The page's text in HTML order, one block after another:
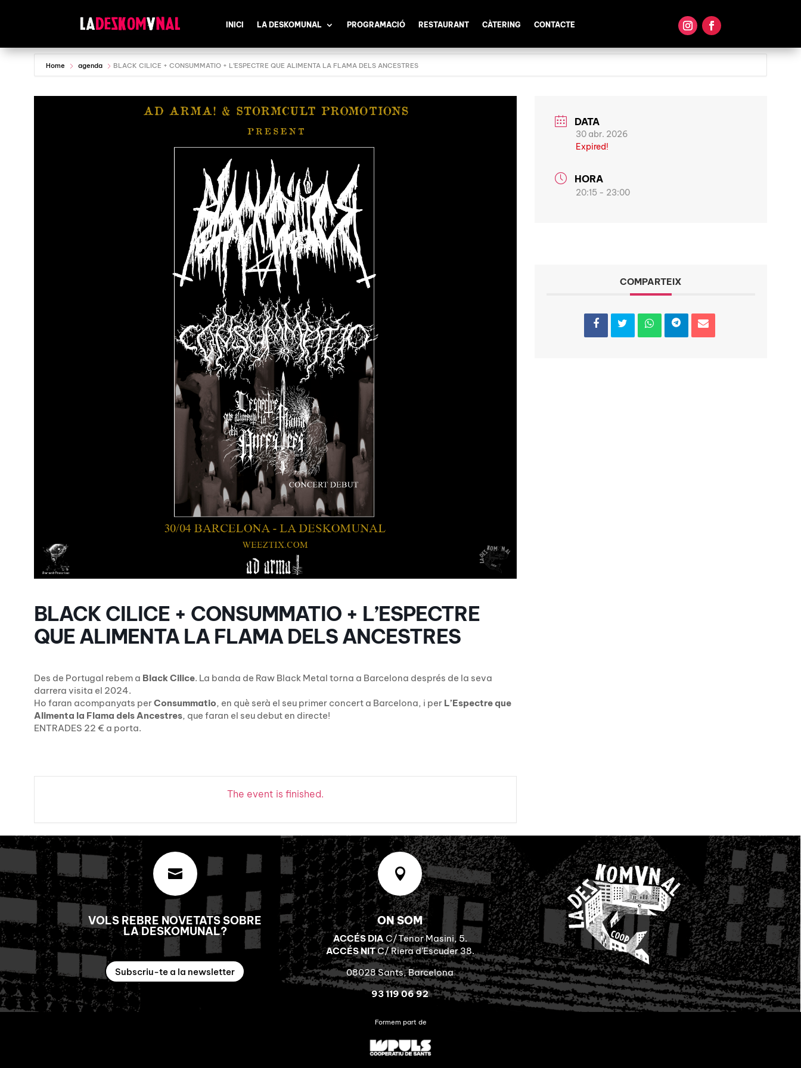
INICI LA DESKOMUNAL PROGRAMACIÓ RESTAURANT CÀTERING CONTACTE
Home agenda BLACK CILICE + CONSUMMATIO + L’ESPECTRE QUE ALIMENTA LA FLAMA DELS ANCESTRES
BLACK CILICE + CONSUMMATIO + L’ESPECTRE
QUE ALIMENTA LA FLAMA DELS ANCESTRES
Des de Portugal rebem a Black Cilice. La banda de Raw Black Metal torna a Barcelona després de la seva
darrera visita el 2024.
Ho faran acompanyats perConsummatio, en què serà el seu primer concert a Barcelona, i per L’Espectre que
Alimenta la Flama dels Ancestres, que faran el seu debut en directe!
ENTRADES 22 € a porta.
The event is finished.
DATA
30 abr. 2026
Expired!
HORA
20:15 - 23:00
COMPARTEIX

VOLS REBRE NOVETATS SOBRE
LA DESKOMUNAL?
Subscriu-te a la newsletter

ON SOM
ACCÉS DIA C/Tenor Masini, 5.
ACCÉS NITC/ Riera d’Escuder 38.
08028 Sants, Barcelona
93 119 06 92
Formem part de